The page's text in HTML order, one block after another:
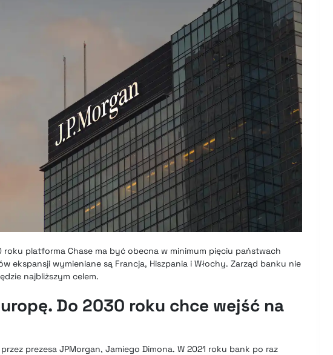
roku platforma Chase ma być obecna w minimum pięciu państwach
ekspansji wymieniane są Francja, Hiszpania i Włochy. Zarząd banku nie
najbliższym celem.
Do 2030 roku chce wejść na
prezesa JPMorgan, Jamiego Dimona. W 2021 roku bank po raz